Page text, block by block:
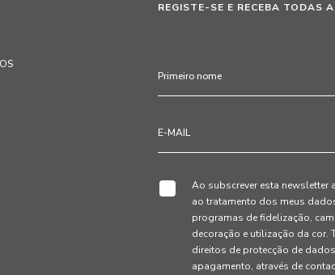
REGISTE-SE E RECEBA TODAS
Ao subscrever esta newsletter
ao tratamento dos meus
programas de fidelização,
decoração e utilização da cor.
direitos de protecção de
apagamento, através de